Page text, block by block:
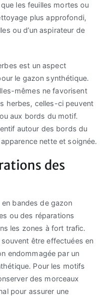
les feuilles mortes ou
plus approfondi,
ou d’un aspirateur de
est un aspect
le gazon synthétique.
mêmes ne favorisent
herbes, celles-ci peuvent
aux bords du motif.
autour des bords du
nette et soignée.
des
bandes de gazon
ou des réparations
les zones à fort trafic.
être effectuées en
endommagée par un
Pour les motifs
des morceaux
pour assurer une